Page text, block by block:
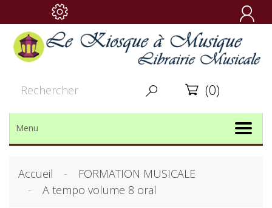

  (0)
Menu
Accueil
FORMATION MUSICALE
A tempo volume 8 oral